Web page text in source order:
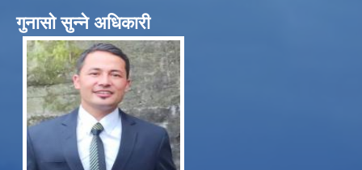
गुनासो सुन्ने अधिकारी